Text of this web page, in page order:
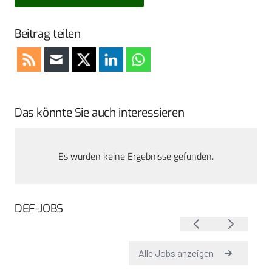
Beitrag teilen
Das könnte Sie auch interessieren
Es wurden keine Ergebnisse gefunden.
DEF-JOBS